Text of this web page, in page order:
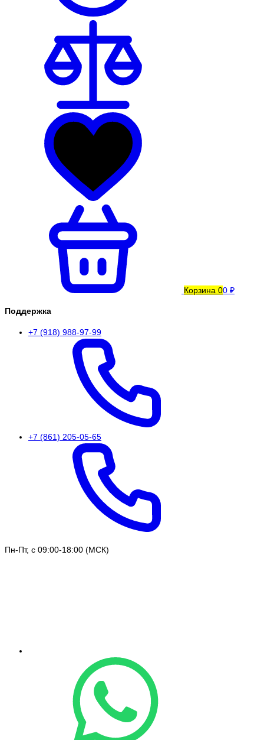
Корзина 00 ₽
Поддержка
+7 (918) 988-97-99
+7 (861) 205-05-65
Пн-Пт, с 09:00-18:00 (МСК)